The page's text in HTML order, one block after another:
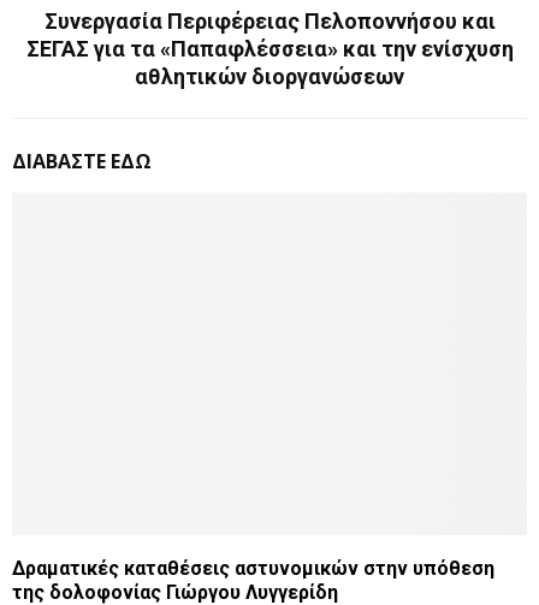
Συνεργασία Περιφέρειας Πελοποννήσου και
ΣΕΓΑΣ για τα «Παπαφλέσσεια» και την ενίσχυση
αθλητικών διοργανώσεων
ΔΙΑΒΑΣΤΕ ΕΔΩ
Δραματικές καταθέσεις αστυνομικών στην υπόθεση
της δολοφονίας Γιώργου Λυγγερίδη